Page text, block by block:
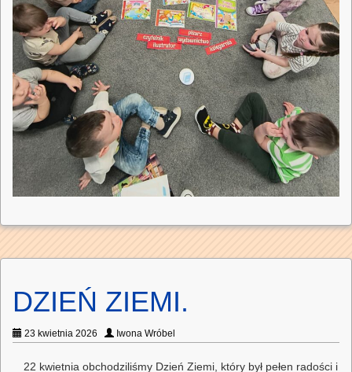
DZIEŃ ZIEMI.
23 kwietnia 2026 Iwona Wróbel
22 kwietnia obchodziliśmy Dzień Ziemi, który był pełen radości i